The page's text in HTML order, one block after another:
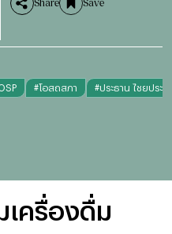
Share Save
#โอสถสภา #ประธาน ไชยประ
ครื่องดื่ม